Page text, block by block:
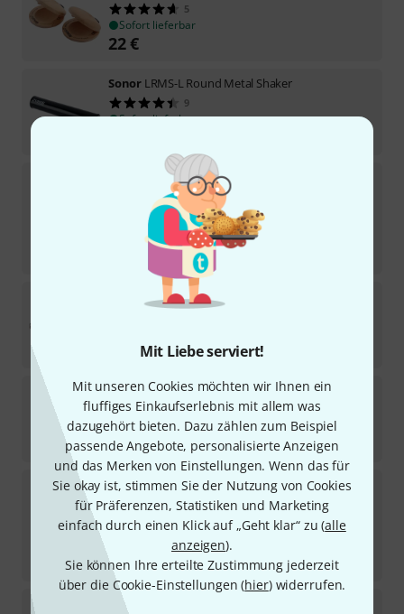
Mit Liebe serviert!
Mit unseren Cookies möchten wir Ihnen ein
fluffiges Einkaufserlebnis mit allem was
dazugehört bieten. Dazu zählen zum Beispiel
passende Angebote, personalisierte Anzeigen
und das Merken von Einstellungen. Wenn das für
Sie okay ist, stimmen Sie der Nutzung von Cookies
für Präferenzen, Statistiken und Marketing
einfach durch einen Klick auf „Geht klar“ zu (alle
anzeigen).
Sie können Ihre erteilte Zustimmung jederzeit
über die Cookie-Einstellungen (hier) widerrufen.
5
Sofort lieferbar
22€
Sonor LRMS-L Round Metal Shaker
9
Sofort lieferbar
RS Joggle Pig
15
Sofort lieferbar
14,90
UVP:18,90 €
CGHT12D Tambourin
25,60€
SonorLWA Agogo
8
Sofort lieferbar
65 €
SonorV4003 Sleigh Bells
3
Sofort lieferbar
UVP:32,90 €
-21%
Sonor